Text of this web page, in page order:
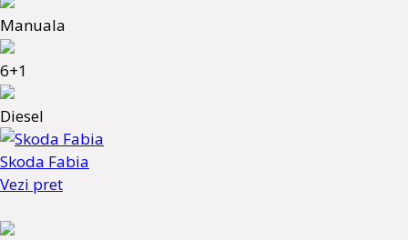
Manuala
6+1
Diesel
Skoda Fabia
Vezi pret